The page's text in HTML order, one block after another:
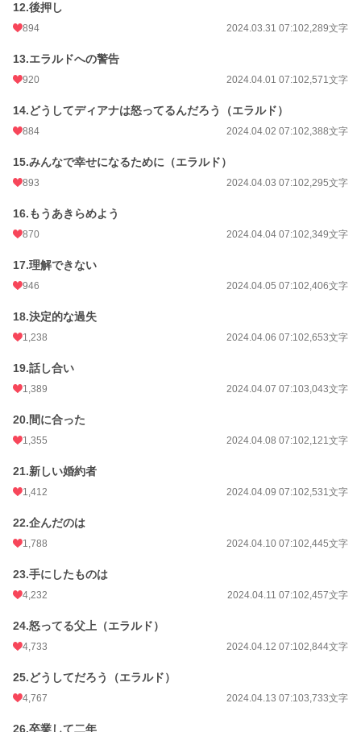
12.後押し
894 2024.03.31 07:102,289文字
13.エラルドへの警告
920 2024.04.01 07:102,571文字
14.どうしてディアナは怒ってるんだろう（エラルド）
884 2024.04.02 07:102,388文字
15.みんなで幸せになるために（エラルド）
893 2024.04.03 07:102,295文字
16.もうあきらめよう
870 2024.04.04 07:102,349文字
17.理解できない
946 2024.04.05 07:102,406文字
18.決定的な過失
1,238 2024.04.06 07:102,653文字
19.話し合い
1,389 2024.04.07 07:103,043文字
20.間に合った
1,355 2024.04.08 07:102,121文字
21.新しい婚約者
1,412 2024.04.09 07:102,531文字
22.企んだのは
1,788 2024.04.10 07:102,445文字
23.手にしたものは
4,232 2024.04.11 07:102,457文字
24.怒ってる父上（エラルド）
4,733 2024.04.12 07:102,844文字
25.どうしてだろう（エラルド）
4,767 2024.04.13 07:103,733文字
26.卒業して二年